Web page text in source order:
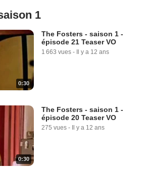
1
0:30
The Fosters - saison 1 -
épisode 21 Teaser VO
1 663 vues - Il y a 12 ans
0:30
The Fosters - saison 1 -
épisode 20 Teaser VO
275 vues - Il y a 12 ans